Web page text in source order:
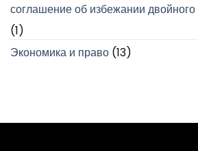
соглашение об избежании
(1)
Экономика и право (13)